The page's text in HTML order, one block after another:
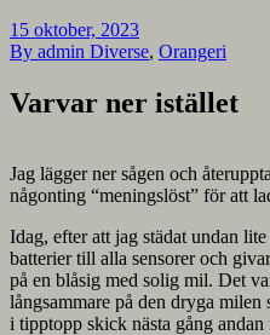
15 oktober, 2023
By admin Diverse, Orangeri
Varvar ner istället
Jag lägger ner sågen och
någonting “meningslöst” för att
Idag, efter att jag städat undan
batterier till alla sensorer och
på en blåsig med solig mil. Det
långsammare på den dryga
i tipptopp skick nästa gång andan